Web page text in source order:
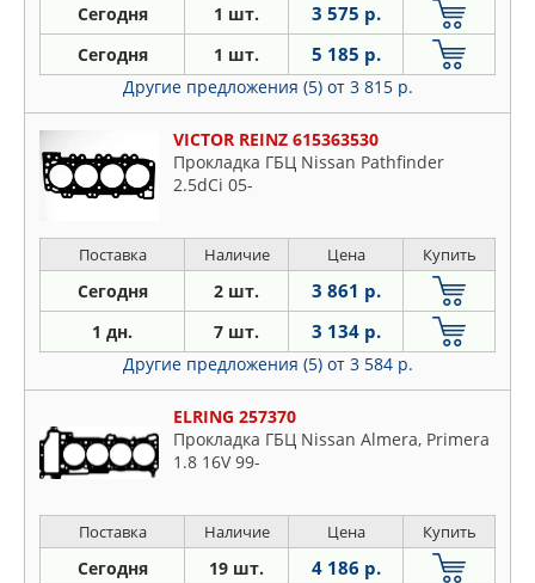
Сегодня 1 шт. 3 575 р.
Сегодня 1 шт. 5 185 р.
Другие предложения (5) от 3 815 р.
VICTOR REINZ 615363530
Прокладка ГБЦ Nissan Pathfinder
2.5dCi 05-
Поставка Наличие Цена Купить
Сегодня 2 шт. 3 861 р.
1 дн. 7 шт. 3 134 р.
Другие предложения (5) от 3 584 р.
ELRING 257370
Прокладка ГБЦ Nissan Almera, Primera
1.8 16V 99-
Поставка Наличие Цена Купить
Сегодня 19 шт. 4 186 р.